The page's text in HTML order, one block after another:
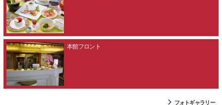
本館フロント
フォトギャラリー